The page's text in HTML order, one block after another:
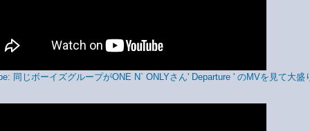
同じボーイズグループがONE N` ONLYさん' Departure ' のMVを見て大盛